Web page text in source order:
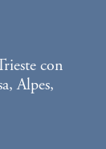
con
Alpes,